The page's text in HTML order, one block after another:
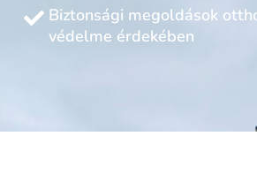
Biztonsági megoldások
védelme érdekében